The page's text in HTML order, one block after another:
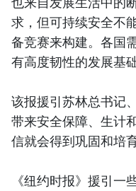
求，但可持续安全不
备竞赛来构建。各国
有高度韧性的发展基础
该报援引苏林总书记
带来安全保障、生计
信就会得到巩固和培
《纽约时报》援引一